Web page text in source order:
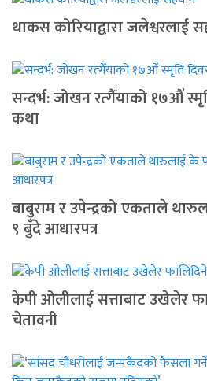
थाकस कोरियाद्वारा जलेश्वरलाई
सन्दर्भ: जोखन रत्गैँयाको १७औं
कथा
बाबुराम र उपेन्द्रको एकताले
९ बुँदे आधारपत्र
केपी ओलीलाई सत्ताबाट उखेलेर
चेतावनी